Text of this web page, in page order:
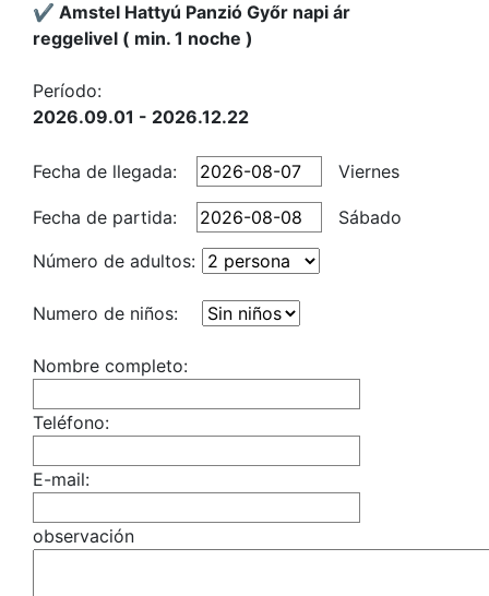
✔️ Amstel Hattyú Panzió Győr napi ár
reggelivel ( min. 1 noche )
Período:
2026.09.01 - 2026.12.22
Fecha de llegada: Viernes
Fecha de partida:
Sábado
Número de adultos:
Numero de niños:
Nombre completo:
Teléfono:
E-mail:
observación